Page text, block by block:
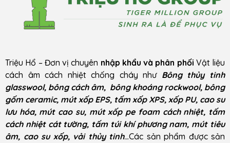
Triệu Hổ – Đơn vị chuyên nhập khẩu và phân phối Vật liệu
cách âm cách nhiệt chống cháy như Bông thủy tinh
glasswool, bông cách âm, bông khoáng rockwool, bông
gốm ceramic, mút xốp EPS, tấm xốp XPS, xốp PU, cao su
lưu hóa, mút cao su, mút xốp pe foam cách nhiệt, tấm
cách nhiệt cát tường, tấm túi khí phương nam, mút tiêu
âm, cao su xốp, vải thủy tinh...Các sản phẩm được sản